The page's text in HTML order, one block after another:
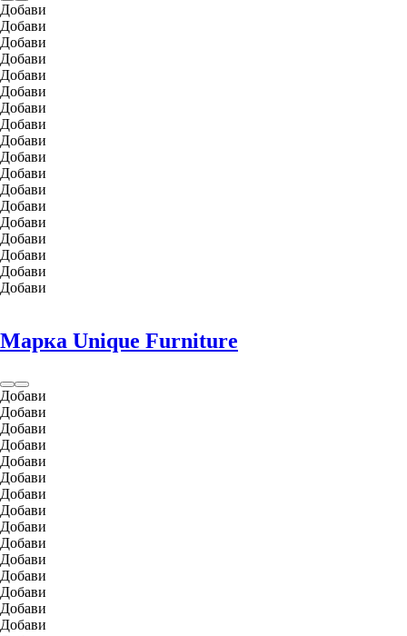
Добави
Добави
Добави
Добави
Добави
Добави
Добави
Добави
Добави
Добави
Добави
Добави
Добави
Добави
Добави
Добави
Добави
Добави
Марка Unique Furniture
Добави
Добави
Добави
Добави
Добави
Добави
Добави
Добави
Добави
Добави
Добави
Добави
Добави
Добави
Добави